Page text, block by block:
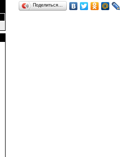
Поделиться…